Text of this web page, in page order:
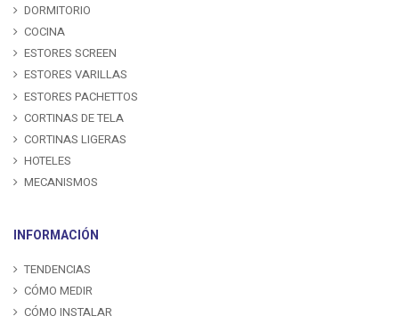
DORMITORIO
COCINA
ESTORES SCREEN
ESTORES VARILLAS
ESTORES PACHETTOS
CORTINAS DE TELA
CORTINAS LIGERAS
HOTELES
MECANISMOS
INFORMACIÓN
TENDENCIAS
CÓMO MEDIR
CÓMO INSTALAR